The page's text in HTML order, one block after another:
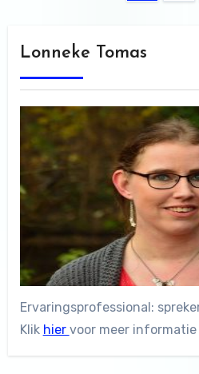
Lonneke Tomas
Ervaringsprofessional:
Klik hier voor meer